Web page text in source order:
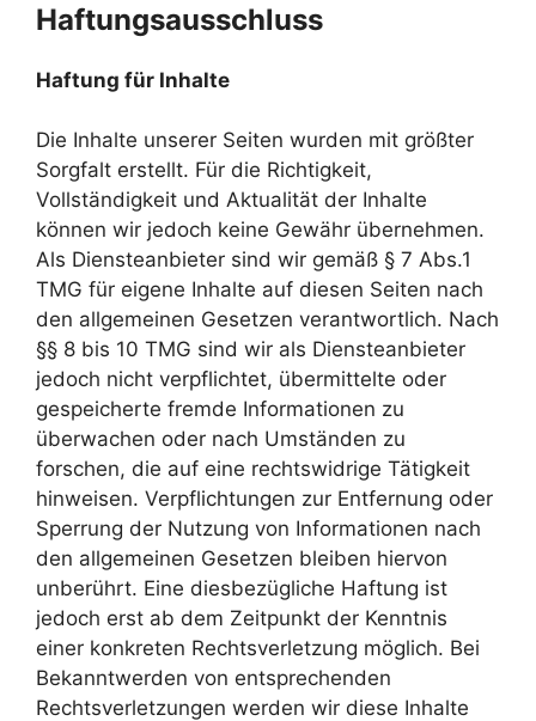
Haftungsausschluss
Haftung für Inhalte
Die Inhalte unserer Seiten wurden mit größter
Sorgfalt erstellt. Für die Richtigkeit,
Vollständigkeit und Aktualität der Inhalte
können wir jedoch keine Gewähr übernehmen.
Als Diensteanbieter sind wir gemäß § 7 Abs.1
TMG für eigene Inhalte auf diesen Seiten nach
den allgemeinen Gesetzen verantwortlich. Nach
§§ 8 bis 10 TMG sind wir als Diensteanbieter
jedoch nicht verpflichtet, übermittelte oder
gespeicherte fremde Informationen zu
überwachen oder nach Umständen zu
forschen, die auf eine rechtswidrige Tätigkeit
hinweisen. Verpflichtungen zur Entfernung oder
Sperrung der Nutzung von Informationen nach
den allgemeinen Gesetzen bleiben hiervon
unberührt. Eine diesbezügliche Haftung ist
jedoch erst ab dem Zeitpunkt der Kenntnis
einer konkreten Rechtsverletzung möglich. Bei
Bekanntwerden von entsprechenden
Rechtsverletzungen werden wir diese Inhalte